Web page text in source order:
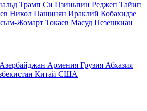
Трамп Си Цзиньпин Реджеп Тайип
Никол Пашинян Ираклий Кобахидзе
Жомарт Токаев Масуд Пезешкиан
Азербайджан Армения Грузия Абхазия
Китай США